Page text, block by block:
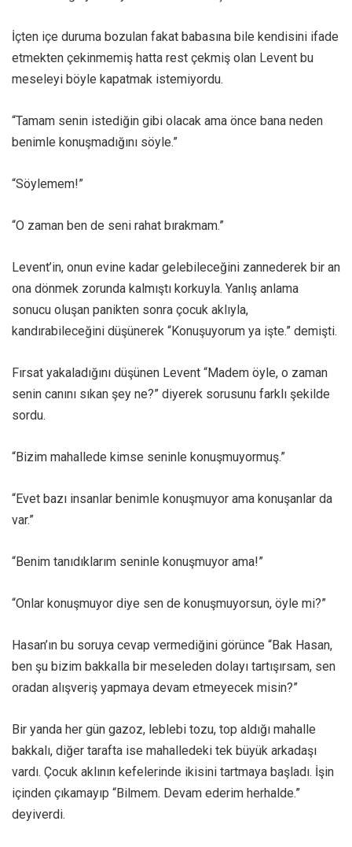
İçten içe duruma bozulan fakat babasına bile kendisini ifade
etmekten çekinmemiş hatta rest çekmiş olan Levent bu
meseleyi böyle kapatmak istemiyordu.
“Tamam senin istediğin gibi olacak ama önce bana neden
benimle konuşmadığını söyle.”
“Söylemem!”
“O zaman ben de seni rahat bırakmam.”
Levent’in, onun evine kadar gelebileceğini zannederek bir an
ona dönmek zorunda kalmıştı korkuyla. Yanlış anlama
sonucu oluşan panikten sonra çocuk aklıyla,
kandırabileceğini düşünerek “Konuşuyorum ya işte.” demişti.
Fırsat yakaladığını düşünen Levent “Madem öyle, o zaman
senin canını sıkan şey ne?” diyerek sorusunu farklı şekilde
sordu.
“Bizim mahallede kimse seninle konuşmuyormuş.”
“Evet bazı insanlar benimle konuşmuyor ama konuşanlar da
var.”
“Benim tanıdıklarım seninle konuşmuyor ama!”
“Onlar konuşmuyor diye sen de konuşmuyorsun, öyle mi?”
Hasan’ın bu soruya cevap vermediğini görünce “Bak Hasan,
ben şu bizim bakkalla bir meseleden dolayı tartışırsam, sen
oradan alışveriş yapmaya devam etmeyecek misin?”
Bir yanda her gün gazoz, leblebi tozu, top aldığı mahalle
bakkalı, diğer tarafta ise mahalledeki tek büyük arkadaşı
vardı. Çocuk aklının kefelerinde ikisini tartmaya başladı. İşin
içinden çıkamayıp “Bilmem. Devam ederim herhalde.”
deyiverdi.